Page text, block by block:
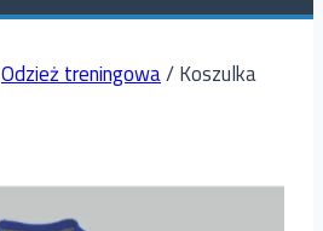
Odzież treningowa/Koszulka